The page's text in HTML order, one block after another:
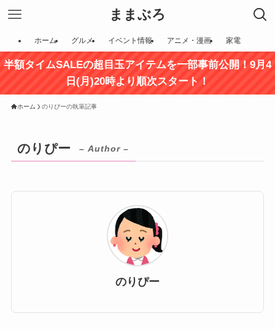
ままぶろ
ホーム グルメ イベント情報 アニメ・漫画 家電
半額タイムSALEの超目玉アイテムを一部事前公開！9月4
日(月)20時より順次スタート！
ホーム のりぴーの執筆記事
のりぴー – Author –
のりぴー